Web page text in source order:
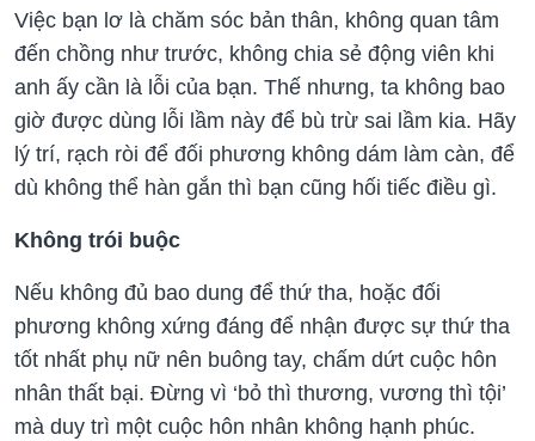
Việc bạn lơ là chăm sóc bản thân, không quan tâm
đến chồng như trước, không chia sẻ động viên khi
anh ấy cần là lỗi của bạn. Thế nhưng, ta không bao
giờ được dùng lỗi lầm này để bù trừ sai lầm kia. Hãy
lý trí, rạch ròi để đối phương không dám làm càn, để
dù không thể hàn gắn thì bạn cũng hối tiếc điều gì.
Không trói buộc
Nếu không đủ bao dung để thứ tha, hoặc đối
phương không xứng đáng để nhận được sự thứ tha
tốt nhất phụ nữ nên buông tay, chấm dứt cuộc hôn
nhân thất bại. Đừng vì ‘bỏ thì thương, vương thì tội’
mà duy trì một cuộc hôn nhân không hạnh phúc.